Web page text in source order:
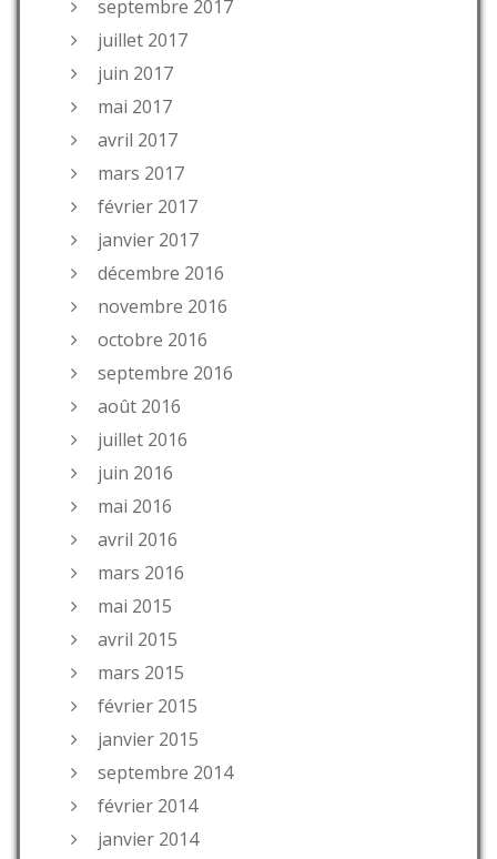
septembre 2017
juillet 2017
juin 2017
mai 2017
avril 2017
mars 2017
février 2017
janvier 2017
décembre 2016
novembre 2016
octobre 2016
septembre 2016
août 2016
juillet 2016
juin 2016
mai 2016
avril 2016
mars 2016
mai 2015
avril 2015
mars 2015
février 2015
janvier 2015
septembre 2014
février 2014
janvier 2014